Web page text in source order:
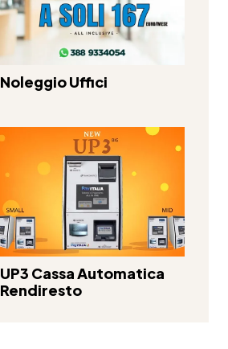
Noleggio Uffici
UP3 Cassa Automatica
Rendiresto